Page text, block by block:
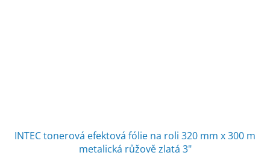
INTEC tonerová efektová fólie na roli 320 mm x 300 m
metalická růžově zlatá 3"